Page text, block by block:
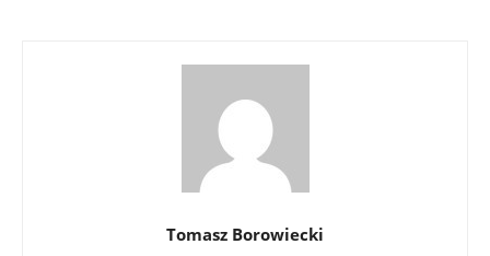
Tomasz Borowiecki